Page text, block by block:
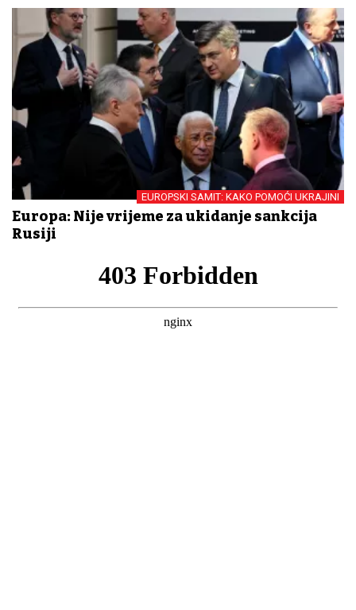
EUROPSKI SAMIT: KAKO POMOĆI UKRAJINI
Europa: Nije vrijeme za ukidanje sankcija
Rusiji